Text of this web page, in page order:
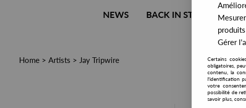
NEWS BACK IN STOCK
Home > Artists > Jay Tripwire
produits
Gérer
Certains
obligatoires,
contenu, la
l'identification
votre
possibilité de
savoir plus,